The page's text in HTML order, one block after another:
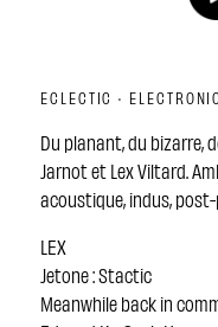
ECLECTIC ·
Du planant, du bizarre,
Jarnot et Lex Viltard.
acoustique, indus, post-
LEX
Jetone : Stactic
Meanwhile back in